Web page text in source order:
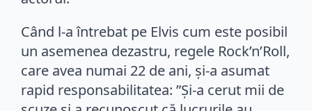
Când l-a întrebat pe Elvis cum este posibil
un asemenea dezastru, regele Rock’n’Roll,
care avea numai 22 de ani, și-a asumat
rapid responsabilitatea: ”Și-a cerut mii de